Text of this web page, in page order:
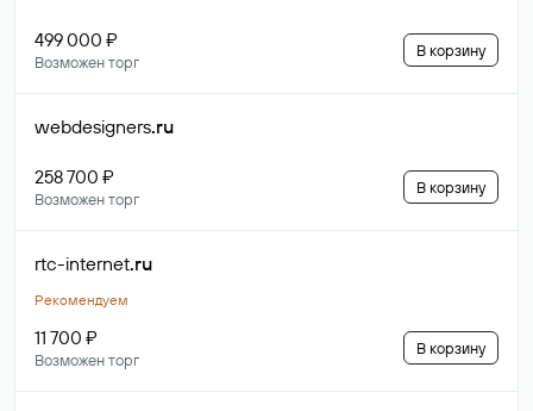
499 000 ₽
Возможен торг
В корзину
webdesigners.ru
258 700 ₽
Возможен торг
В корзину
rtc-internet.ru
Рекомендуем
11 700 ₽
Возможен торг
В корзину